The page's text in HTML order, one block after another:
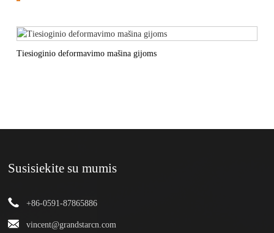
Tiesioginio deformavimo mašina gijoms
Susisiekite su mumis
+86-0591-87865886
vincent@grandstarcn.com